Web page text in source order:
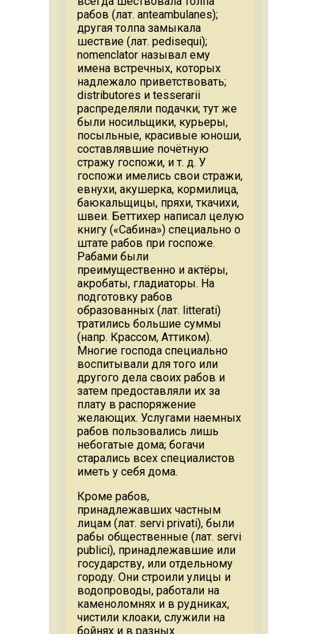
рабов (лат. anteambulanes);
другая толпа замыкала
шествие (лат. pedisequi);
nomenclator называл ему
имена встречных, которых
надлежало приветствовать;
distributores и tesserarii
распределяли подачки; тут же
были носильщики, курьеры,
посыльные, красивые юноши,
составлявшие почётную
стражу госпожи, и т. д. У
госпожи имелись свои стражи,
евнухи, акушерка, кормилица,
баюкальщицы, пряхи, ткачихи,
швеи. Беттихер написал целую
книгу («Сабина») специально о
штате рабов при госпоже.
Рабами были
преимущественно и актёры,
акробаты, гладиаторы. На
подготовку рабов
образованных (лат. litterati)
тратились большие суммы
(напр. Крассом, Аттиком).
Многие господа специально
воспитывали для того или
другого дела своих рабов и
затем предоставляли их за
плату в распоряжение
желающих. Услугами наемных
рабов пользовались лишь
небогатые дома; богачи
старались всех специалистов
иметь у себя дома.
Кроме рабов,
принадлежавших частным
лицам (лат. servi privati), были
рабы общественные (лат. servi
publici), принадлежавшие или
государству, или отдельному
городу. Они строили улицы и
водопроводы, работали на
каменоломнях и в рудниках,
чистили клоаки, служили на
бойнях и в разных